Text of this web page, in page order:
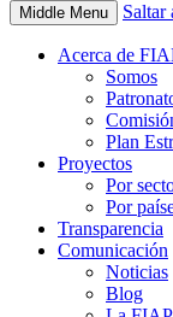
Middle Menu Saltar
Acerca de
Somos
Plan
Proyectos
Por
Por
Transparencia
Comunicación
Noticias
Blog